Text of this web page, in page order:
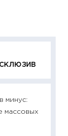
минус:
массовых